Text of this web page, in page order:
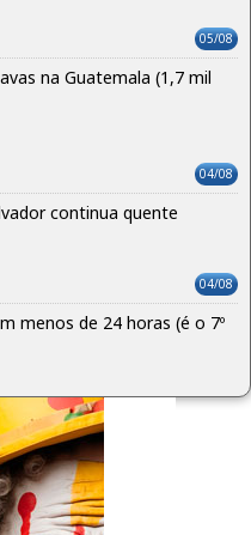
05/08
na Guatemala (1,7 mil
04/08
continua quente
04/08
menos de 24 horas (é o 7º